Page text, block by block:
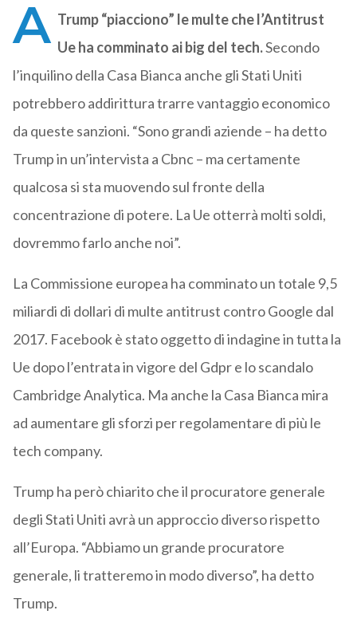
A Trump “piacciono” le multe che l’Antitrust
Ue ha comminato ai big del tech.Secondo
l’inquilino della Casa Bianca anche gli Stati Uniti
potrebbero addirittura trarre vantaggio economico
da queste sanzioni. “Sono grandi aziende – ha detto
Trump in un’intervista a Cbnc – ma certamente
qualcosa si sta muovendo sul fronte della
concentrazione di potere. La Ue otterrà molti soldi,
dovremmo farlo anche noi”.
La Commissione europea ha comminato un totale 9,5
miliardi di dollari di multe antitrust contro Google dal
2017. Facebook è stato oggetto di indagine in tutta la
Ue dopo l’entrata in vigore del Gdpr e lo scandalo
Cambridge Analytica. Ma anche la Casa Bianca mira
ad aumentare gli sforzi per regolamentare di più le
tech company.
Trump ha però chiarito che il procuratore generale
degli Stati Uniti avrà un approccio diverso rispetto
all’Europa. “Abbiamo un grande procuratore
generale, li tratteremo in modo diverso”, ha detto
Trump.